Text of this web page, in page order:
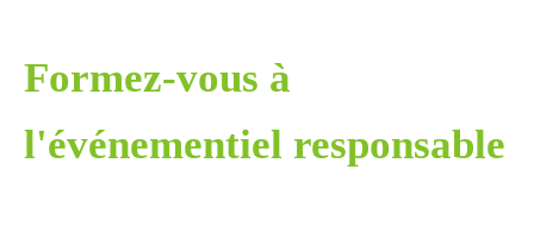
Formez-vous à
l'événementiel responsable